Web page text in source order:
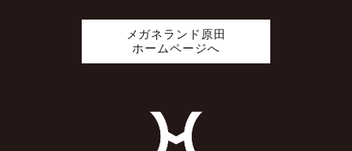
メガネランド原田
ホームページへ